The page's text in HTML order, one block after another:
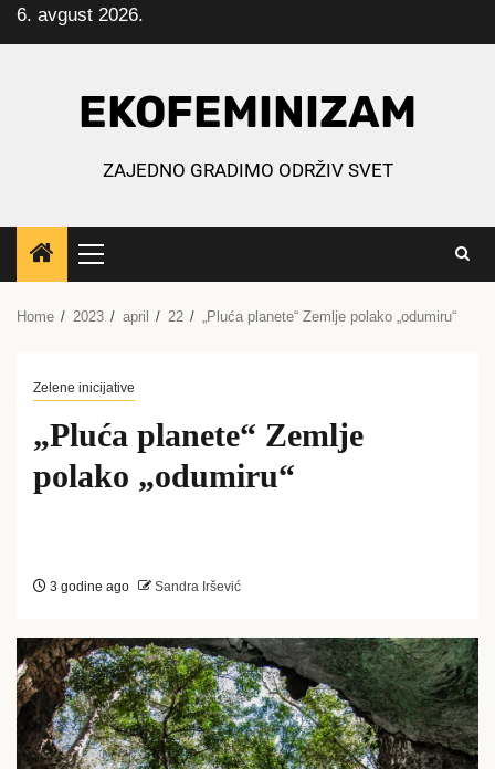
Skip
to
6. avgust 2026.
EKOFEMINIZAM
ZAJEDNO GRADIMO ODRŽIV SVET
Primary
Menu
Home 2023 april 22 „Pluća planete“ Zemlje polako „odumiru“
Zelene inicijative
„Pluća planete“ Zemlje
polako „odumiru“
3 godine ago Sandra Iršević